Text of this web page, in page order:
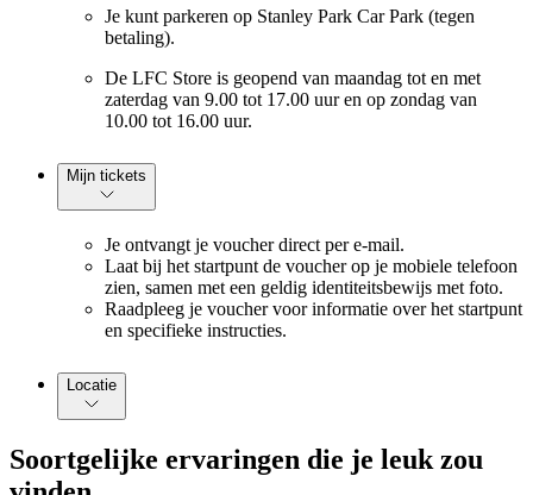
Je kunt parkeren op Stanley Park Car Park (tegen
betaling).
De LFC Store is geopend van maandag tot en met
zaterdag van 9.00 tot 17.00 uur en op zondag van
10.00 tot 16.00 uur.
Mijn tickets
Je ontvangt je voucher direct per e-mail.
Laat bij het startpunt de voucher op je mobiele telefoon
zien, samen met een geldig identiteitsbewijs met foto.
Raadpleeg je voucher voor informatie over het startpunt
en specifieke instructies.
Locatie
Soortgelijke ervaringen die je leuk zou